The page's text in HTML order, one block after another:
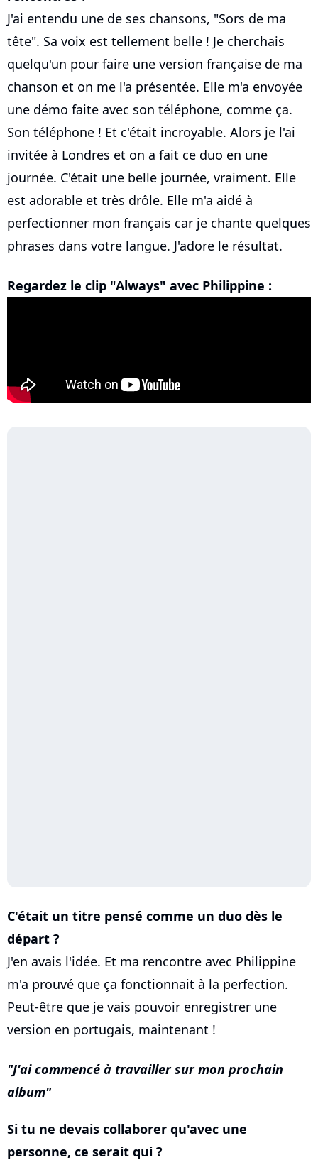
J'ai entendu une de ses chansons, "Sors de ma
tête". Sa voix est tellement belle ! Je cherchais
quelqu'un pour faire une version française de ma
chanson et on me l'a présentée. Elle m'a envoyée
une démo faite avec son téléphone, comme ça.
Son téléphone ! Et c'était incroyable. Alors je l'ai
invitée à Londres et on a fait ce duo en une
journée. C'était une belle journée, vraiment. Elle
est adorable et très drôle. Elle m'a aidé à
perfectionner mon français car je chante quelques
phrases dans votre langue. J'adore le résultat.
Regardez le clip "Always" avec Philippine :
C'était un titre pensé comme un duo dès le
départ ?
J'en avais l'idée. Et ma rencontre avec Philippine
m'a prouvé que ça fonctionnait à la perfection.
Peut-être que je vais pouvoir enregistrer une
version en portugais, maintenant !
J'ai commencé à travailler sur mon prochain
album
Si tu ne devais collaborer qu'avec une
personne, ce serait qui ?